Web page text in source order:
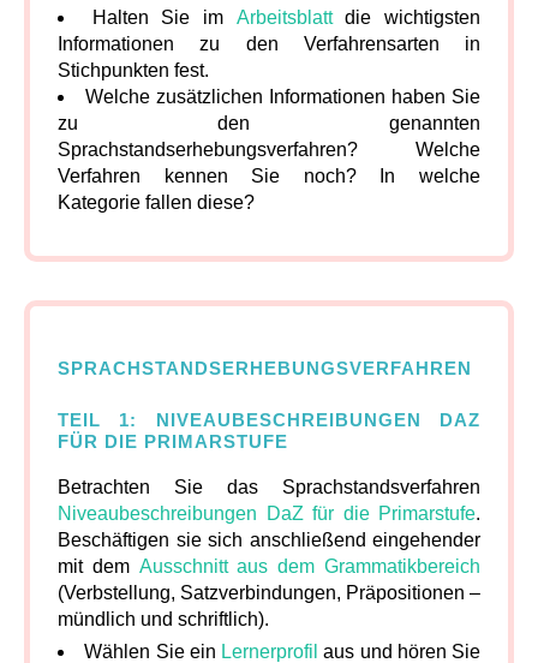
Halten Sie im Arbeitsblattdie wichtigsten
Informationen zu den Verfahrensarten in
Stichpunkten fest.
Welche zusätzlichen Informationen haben Sie
zu den genannten
Sprachstandserhebungsverfahren? Welche
Verfahren kennen Sie noch? In welche
Kategorie fallen diese?
SPRACHSTANDSERHEBUNGSVERFAHREN
TEIL 1: NIVEAUBESCHREIBUNGEN DAZ
FÜR DIE PRIMARSTUFE
Betrachten Sie das Sprachstandsverfahren
Niveaubeschreibungen DaZ für die Primarstufe.
Beschäftigen sie sich anschließend eingehender
mit dem Ausschnitt aus dem Grammatikbereich
(Verbstellung, Satzverbindungen, Präpositionen –
mündlich und schriftlich).
Wählen Sie ein Lernerprofil aus und hören Sie